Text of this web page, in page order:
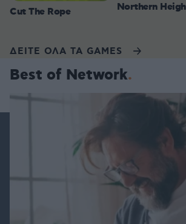
Cut The Rope Northern
ΔΕΙΤΕ ΟΛΑ ΤΑ GAMES
Best of Network